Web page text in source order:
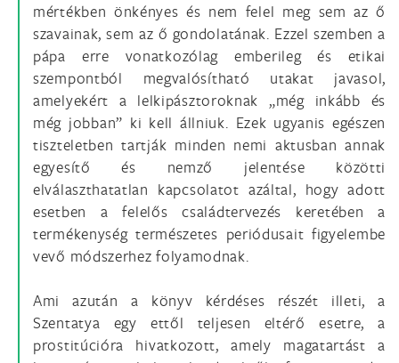
mértékben önkényes és nem felel meg sem az ő
szavainak, sem az ő gondolatának. Ezzel szemben a
pápa erre vonatkozólag emberileg és etikai
szempontból megvalósítható utakat javasol,
amelyekért a lelkipásztoroknak „még inkább és
még jobban” ki kell állniuk. Ezek ugyanis egészen
tiszteletben tartják minden nemi aktusban annak
egyesítő és nemző jelentése közötti
elválaszthatatlan kapcsolatot azáltal, hogy adott
esetben a felelős családtervezés keretében a
termékenység természetes periódusait figyelembe
vevő módszerhez folyamodnak.
Ami azután a könyv kérdéses részét illeti, a
Szentatya egy ettől teljesen eltérő esetre, a
prostitúcióra hivatkozott, amely magatartást a